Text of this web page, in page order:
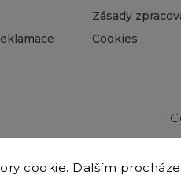
cookie. Dalším
Zásady
Cookies